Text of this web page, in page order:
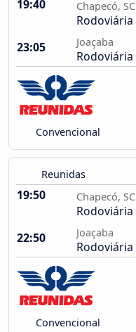
19:40 Chapecó, SC
Rodoviária
23:05
Joaçaba
Rodoviária
Convencional
Reunidas
19:50 Chapecó, SC
Rodoviária
22:50
Joaçaba
Rodoviária
Convencional